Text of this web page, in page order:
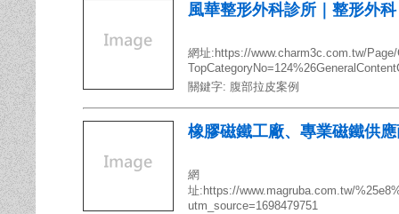
風華整形外科診所｜整形外
網址:https://www.charm3c.com.tw/
關鍵字: 腹部拉皮案例
橡膠磁鐵工廠、專業磁鐵供
網
址:https://www.magruba.com.tw/
utm_source=1698479751